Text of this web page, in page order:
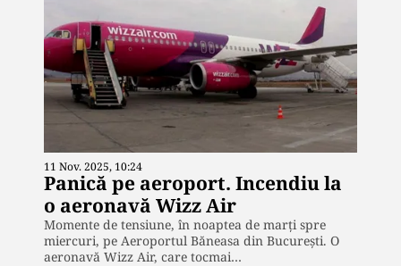
11 Nov. 2025, 10:24
Panică pe aeroport. Incendiu la
o aeronavă Wizz Air
Momente de tensiune, în noaptea de marți spre
miercuri, pe Aeroportul Băneasa din București. O
aeronavă Wizz Air, care tocmai…